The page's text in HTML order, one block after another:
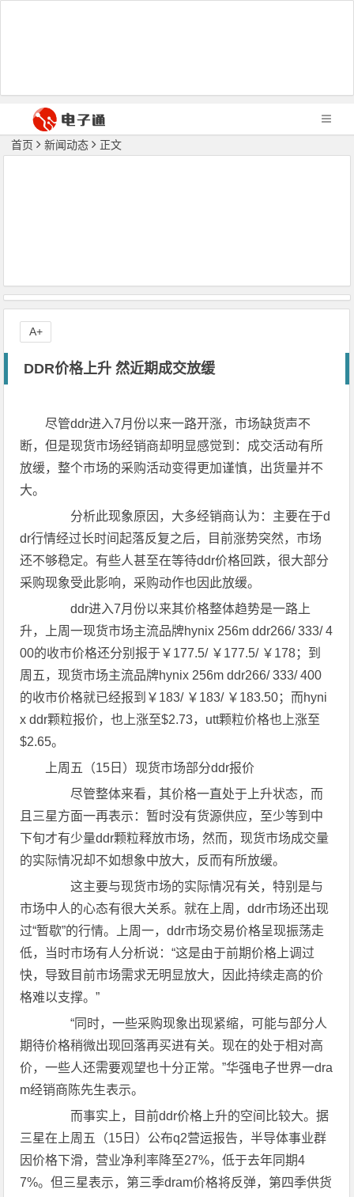
首页 新闻动态 正文
DDR价格上升 然近期成交放缓
尽管ddr进入7月份以来一路开涨，市场缺货声不
断，但是现货市场经销商却明显感觉到：成交活动有所
放缓，整个市场的采购活动变得更加谨慎，出货量并不
大。
分析此现象原因，大多经销商认为：主要在于d
dr行情经过长时间起落反复之后，目前涨势突然，市场
还不够稳定。有些人甚至在等待ddr价格回跌，很大部分
采购现象受此影响，采购动作也因此放缓。
ddr进入7月份以来其价格整体趋势是一路上
升，上周一现货市场主流品牌hynix 256m ddr266/ 333/ 4
00的收市价格还分别报于￥177.5/ ￥177.5/ ￥178；到
周五，现货市场主流品牌hynix 256m ddr266/ 333/ 400
的收市价格就已经报到￥183/ ￥183/ ￥183.50；而hyni
x ddr颗粒报价，也上涨至$2.73，utt颗粒价格也上涨至
$2.65。
上周五（15日）现货市场部分ddr报价
尽管整体来看，其价格一直处于上升状态，而
且三星方面一再表示：暂时没有货源供应，至少等到中
下旬才有少量ddr颗粒释放市场，然而，现货市场成交量
的实际情况却不如想象中放大，反而有所放缓。
这主要与现货市场的实际情况有关，特别是与
市场中人的心态有很大关系。就在上周，ddr市场还出现
过“暂歇”的行情。上周一，ddr市场交易价格呈现振荡走
低，当时市场有人分析说：“这是由于前期价格上调过
快，导致目前市场需求无明显放大，因此持续走高的价
格难以支撑。”
“同时，一些采购现象出现紧缩，可能与部分人
期待价格稍微出现回落再买进有关。现在的处于相对高
价，一些人还需要观望也十分正常。”华强电子世界一dra
m经销商陈先生表示。
而事实上，目前ddr价格上升的空间比较大。据
三星在上周五（15日）公布q2营运报告，半导体事业群
因价格下滑，营业净利率降至27%，低于去年同期4
7%。但三星表示，第三季dram价格将反弹，第四季供货
A+